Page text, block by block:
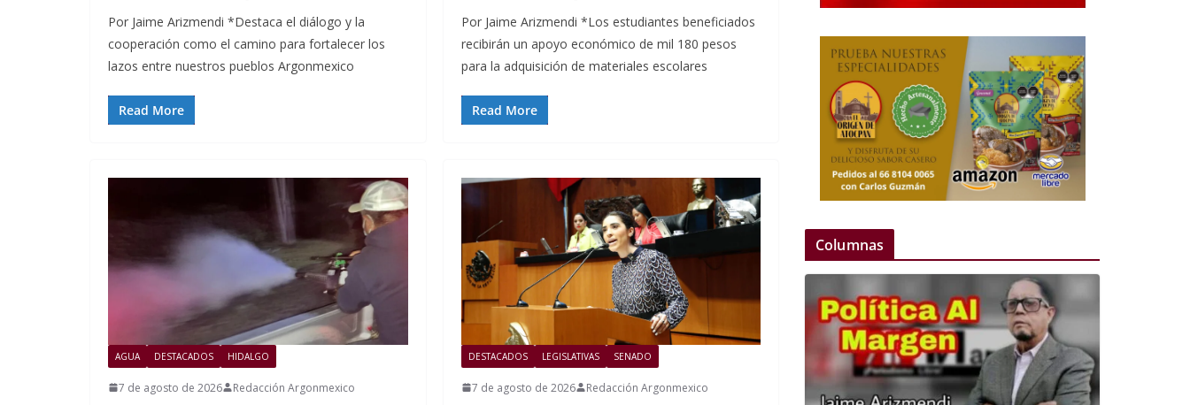
Por Jaime Arizmendi *Destaca el diálogo y la
cooperación como el camino para fortalecer los
lazos entre nuestros pueblos Argonmexico
Read More
Por Jaime Arizmendi *Los estudiantes beneficiados
recibirán un apoyo económico de mil 180 pesos
para la adquisición de materiales escolares
Read More
AGUA DESTACADOS HIDALGO
7 de agosto de 2026 Redacción Argonmexico
DESTACADOS LEGISLATIVAS SENADO
7 de agosto de 2026 Redacción Argonmexico
Columnas